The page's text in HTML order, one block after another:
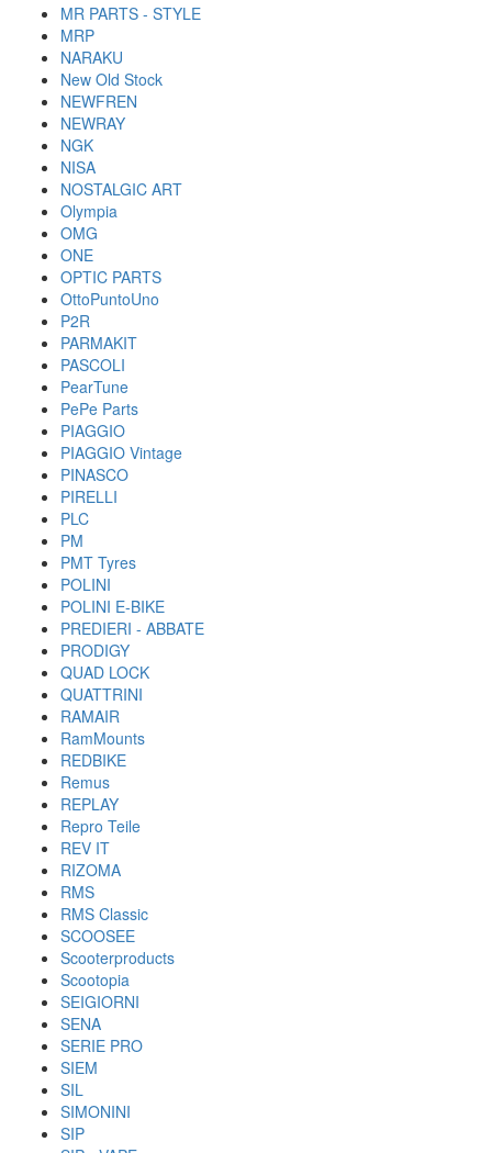
MR PARTS - STYLE
MRP
NARAKU
New Old Stock
NEWFREN
NEWRAY
NGK
NISA
NOSTALGIC ART
Olympia
OMG
ONE
OPTIC PARTS
OttoPuntoUno
P2R
PARMAKIT
PASCOLI
PearTune
PePe Parts
PIAGGIO
PIAGGIO Vintage
PINASCO
PIRELLI
PLC
PM
PMT Tyres
POLINI
POLINI E-BIKE
PREDIERI - ABBATE
PRODIGY
QUAD LOCK
QUATTRINI
RAMAIR
RamMounts
REDBIKE
Remus
REPLAY
Repro Teile
REV IT
RIZOMA
RMS
RMS Classic
SCOOSEE
Scooterproducts
Scootopia
SEIGIORNI
SENA
SERIE PRO
SIEM
SIL
SIMONINI
SIP